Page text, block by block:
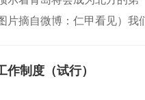
片摘自微博：仁甲看见）
制度（试行）